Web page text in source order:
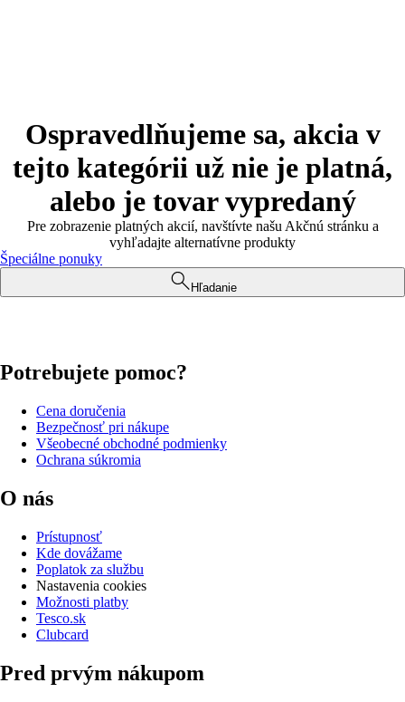
Ospravedlňujeme sa, akcia v
tejto kategórii už nie je platná,
alebo je tovar vypredaný
Pre zobrazenie platných akcií, navštívte našu Akčnú stránku a
vyhľadajte alternatívne produkty
Špeciálne ponuky
Hľadanie
Potrebujete pomoc?
Cena doručenia
Bezpečnosť pri nákupe
Všeobecné obchodné podmienky
Ochrana súkromia
O nás
Prístupnosť
Kde dovážame
Poplatok za službu
Nastavenia cookies
Možnosti platby
Tesco.sk
Clubcard
Pred prvým nákupom